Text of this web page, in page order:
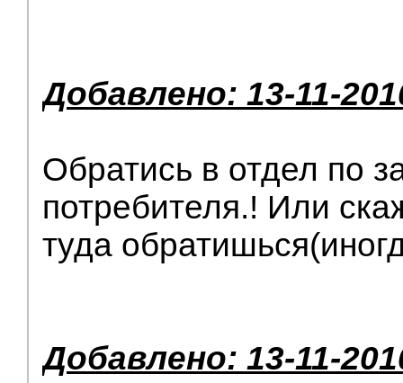
Добавлено: 13-11-
Обратись в отдел по
потребителя.! Или
туда
Добавлено: 13-11-